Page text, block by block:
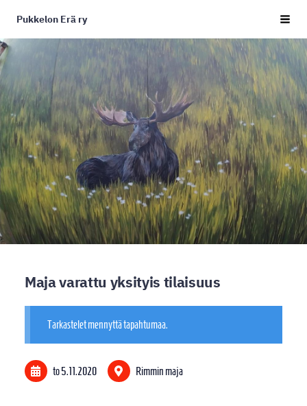
sivun
Pukkelon Erä ry Haku
Maja varattu yksityis tilaisuus
Tarkastelet mennyttä tapahtumaa.
to 5.11.2020 Rimmin maja